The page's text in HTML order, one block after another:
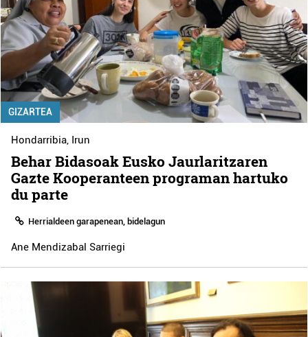
GIZARTEA
Hondarribia, Irun
Behar Bidasoak Eusko Jaurlaritzaren
Gazte Kooperanteen programan hartuko
du parte
Herrialdeen garapenean, bidelagun
Ane Mendizabal Sarriegi